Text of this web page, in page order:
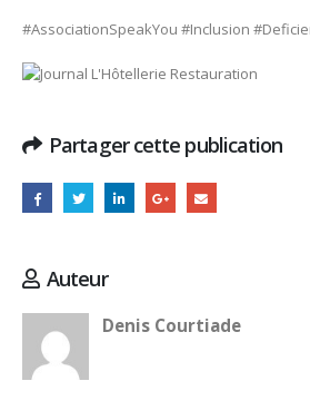
#AssociationSpeakYou #Inclusion
Partager cette publication
Auteur
Denis Courtiade